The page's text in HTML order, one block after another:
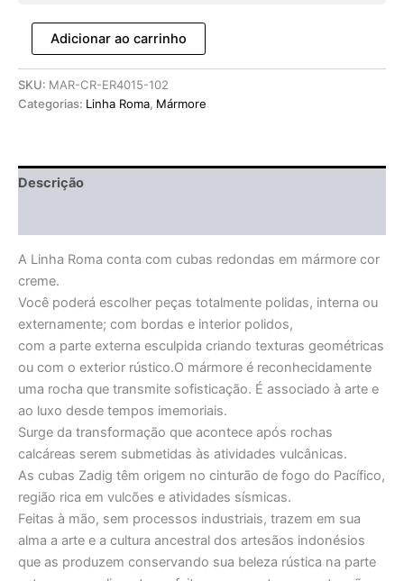
Adicionar ao carrinho
SKU: MAR-CR-ER4015-102
Categorias: Linha Roma, Mármore
Descrição
A Linha Roma conta com cubas redondas em mármore cor
creme.
Você poderá escolher peças totalmente polidas, interna ou
externamente; com bordas e interior polidos,
com a parte externa esculpida criando texturas geométricas
ou com o exterior rústico.O mármore é reconhecidamente
uma rocha que transmite sofisticação. É associado à arte e
ao luxo desde tempos imemoriais.
Surge da transformação que acontece após rochas
calcáreas serem submetidas às atividades vulcânicas.
As cubas Zadig têm origem no cinturão de fogo do Pacífico,
região rica em vulcões e atividades sísmicas.
Feitas à mão, sem processos industriais, trazem em sua
alma a arte e a cultura ancestral dos artesãos indonésios
que as produzem conservando sua beleza rústica na parte